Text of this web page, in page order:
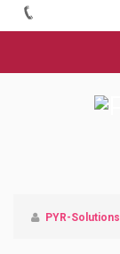
PYR-Solutions